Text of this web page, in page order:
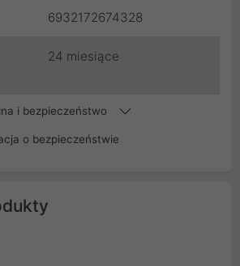
6932172674328
24 miesiące
i bezpieczeństwo
o bezpieczeństwie